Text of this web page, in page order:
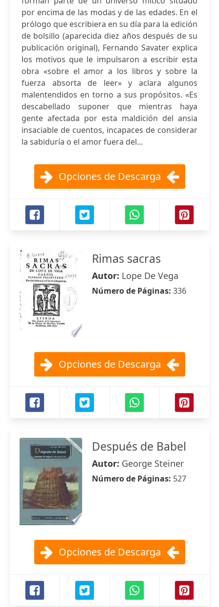
por encima de las modas y de las edades. En el
prólogo que escribiera en su día para la edición
de bolsillo (aparecida diez años después de su
publicación original), Fernando Savater explica
los motivos que le impulsaron a escribir esta
obra «sobre el amor a los libros y sobre la
fuerza absorta de leer» y aclara algunos
malentendidos en torno a sus propósitos. «Es
descabellado suponer que mientras haya
gente afectada por esta maldición del ansia
insaciable de cuentos, incapaces de considerar
la sabiduría o el amor fuera del...
Opciones de Descarga
Rimas sacras
Autor: Lope De Vega
Número de Páginas: 336
Opciones de Descarga
Después de Babel
Autor: George Steiner
Número de Páginas: 527
Opciones de Descarga